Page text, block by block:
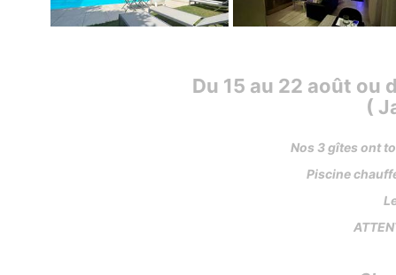
Du 15 au 22 août ou
(
Nos 3 gîtes ont
Piscine